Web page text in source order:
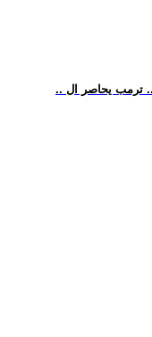
ترمب يحاصر ال